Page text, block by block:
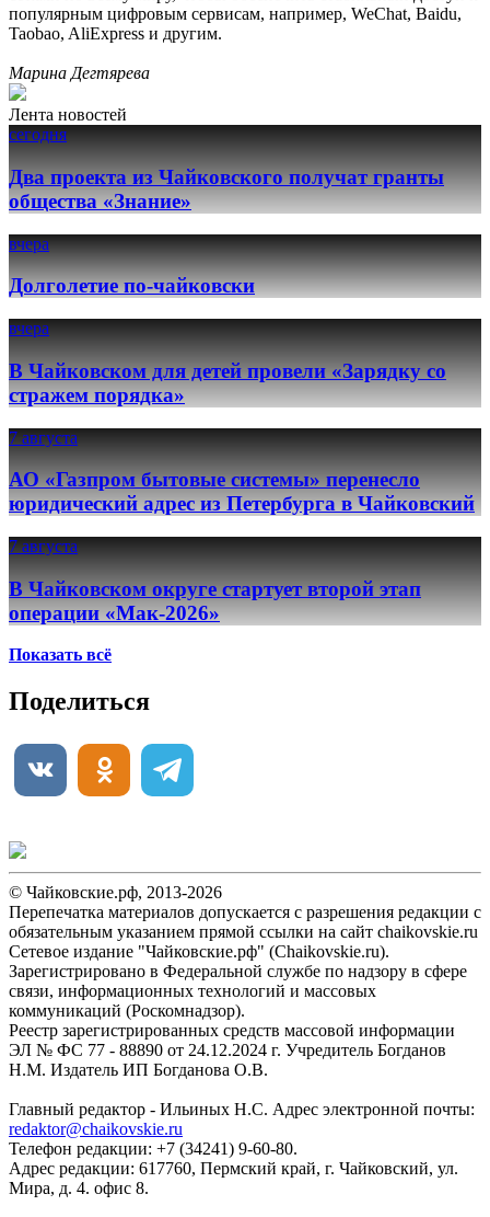
популярным цифровым сервисам, например, WeChat, Baidu,
Taobao, AliExpress и другим.
Марина Дегтярева
Лента новостей
сегодня
Два проекта из Чайковского получат гранты
общества «Знание»
вчера
Долголетие по-чайковски
вчера
В Чайковском для детей провели «Зарядку со
стражем порядка»
7 августа
АО «Газпром бытовые системы» перенесло
юридический адрес из Петербурга в Чайковский
7 августа
В Чайковском округе стартует второй этап
операции «Мак-2026»
Показать всё
Поделиться
© Чайковские.рф, 2013-2026
Перепечатка материалов допускается с разрешения редакции с
обязательным указанием прямой ссылки на сайт chaikovskie.ru
Сетевое издание "Чайковские.рф" (Chaikovskie.ru).
Зарегистрировано в Федеральной службе по надзору в сфере
связи, информационных технологий и массовых
коммуникаций (Роскомнадзор).
Реестр зарегистрированных средств массовой информации
ЭЛ № ФС 77 - 88890 от 24.12.2024 г. Учредитель Богданов
Н.М. Издатель ИП Богданова О.В.
Главный редактор - Ильиных Н.С. Адрес электронной почты:
redaktor@chaikovskie.ru
Телефон редакции: +7 (34241) 9-60-80.
Адрес редакции: 617760, Пермский край, г. Чайковский, ул.
Мира, д. 4. офис 8.